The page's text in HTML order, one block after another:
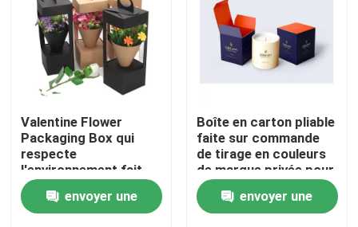
Valentine Flower
Packaging Box qui
respecte
l'environnement fait
sur commande pour
Rose Flower Gift de
luxe
envoyer une
Boîte en carton pliable
faite sur commande
de tirage en couleurs
de marque privée pour
la bougie
envoyer une